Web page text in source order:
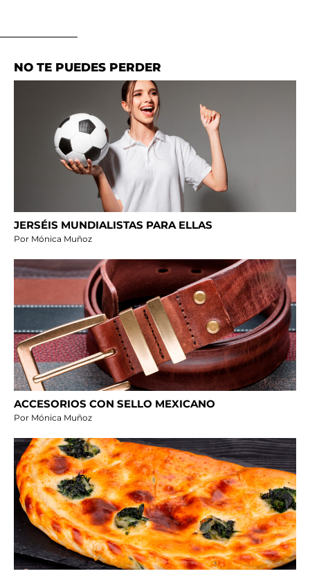
NO TE PUEDES PERDER
JERSÉIS MUNDIALISTAS PARA ELLAS
Por Mónica Muñoz
ACCESORIOS CON SELLO MEXICANO
Por Mónica Muñoz